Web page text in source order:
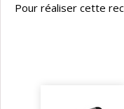
Pour réaliser cette